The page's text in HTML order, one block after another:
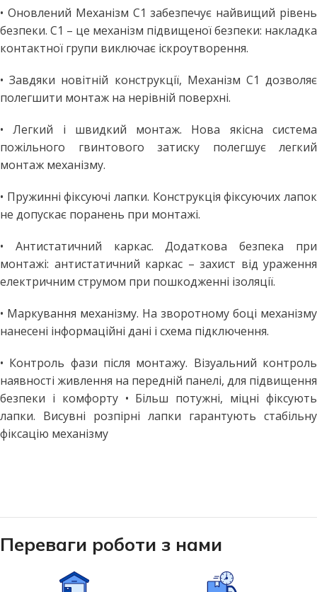
• Оновлений Механізм С1 забезпечує найвищий рівень
безпеки. C1 – це механізм підвищеної безпеки: накладка
контактної групи виключає іскроутворення.
• Завдяки новітній конструкції, Механізм С1 дозволяє
полегшити монтаж на нерівній поверхні.
• Легкий і швидкий монтаж. Нова якісна система
пожільного гвинтового затиску полегшує легкий
монтаж механізму.
• Пружинні фіксуючі лапки. Конструкція фіксуючих лапок
не допускає поранень при монтажі.
• Антистатичний каркас. Додаткова безпека при
монтажі: антистатичний каркас – захист від ураження
електричним струмом при пошкодженні ізоляції.
• Маркування механізму. На зворотному боці механізму
нанесені інформаційні дані і схема підключення.
• Контроль фази після монтажу. Візуальний контроль
наявності живлення на передній панелі, для підвищення
безпеки і комфорту • Більш потужні, міцні фіксують
лапки. Висувні розпірні лапки гарантують стабільну
фіксацію механізму
Переваги роботи з нами